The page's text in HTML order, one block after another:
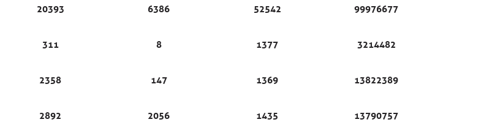
20393 6386 52542 99976677
311 8 1377 3214482
2358 147 1369 13822389
2892 2056 1435 13790757